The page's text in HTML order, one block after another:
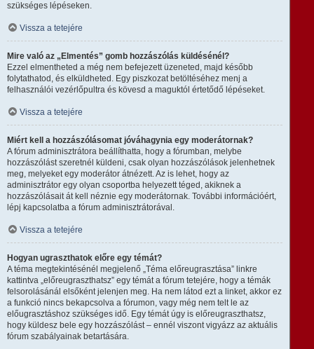
szükséges lépéseken.
Vissza a tetejére
Mire való az „Elmentés” gomb hozzászólás küldésénél?
Ezzel elmentheted a még nem befejezett üzeneted, majd később
folytathatod, és elküldheted. Egy piszkozat betöltéséhez menj a
felhasználói vezérlőpultra és kövesd a maguktól értetődő lépéseket.
Vissza a tetejére
Miért kell a hozzászólásomat jóváhagynia egy moderátornak?
A fórum adminisztrátora beállíthatta, hogy a fórumban, melybe
hozzászólást szeretnél küldeni, csak olyan hozzászólások jelenhetnek
meg, melyeket egy moderátor átnézett. Az is lehet, hogy az
adminisztrátor egy olyan csoportba helyezett téged, akiknek a
hozzászólásait át kell néznie egy moderátornak. További információért,
lépj kapcsolatba a fórum adminisztrátorával.
Vissza a tetejére
Hogyan ugraszthatok előre egy témát?
A téma megtekintésénél megjelenő „Téma előreugrasztása” linkre
kattintva „előreugraszthatsz” egy témát a fórum tetejére, hogy a témák
felsorolásánál elsőként jelenjen meg. Ha nem látod ezt a linket, akkor ez
a funkció nincs bekapcsolva a fórumon, vagy még nem telt le az
előugrasztáshoz szükséges idő. Egy témát úgy is előreugraszthatsz,
hogy küldesz bele egy hozzászólást – ennél viszont vigyázz az aktuális
fórum szabályainak betartására.